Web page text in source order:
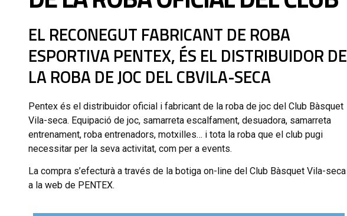
EL RECONEGUT FABRICANT DE ROBA
ESPORTIVA PENTEX, ÉS EL DISTRIBUIDOR DE
LA ROBA DE JOC DEL CBVILA-SECA
Pentex és el distribuidor oficial i fabricant de la roba de joc del Club Bàsquet
Vila-seca. Equipació de joc, samarreta escalfament, desuadora, samarreta
entrenament, roba entrenadors, motxilles… i tota la roba que el club pugi
necessitar per la seva activitat, com per a events.
La compra s’efecturà a través de la botiga on-line del Club Bàsquet Vila-seca
a la web de PENTEX.